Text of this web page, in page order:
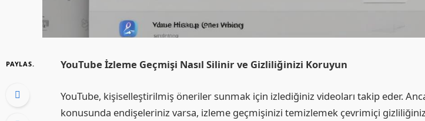
PAYLAS. YouTube İzleme Geçmişi Nasıl Silinir ve Gizliliğinizi Koruyun
YouTube, kişiselleştirilmiş öneriler sunmak için izlediğiniz videoları takip eder.
konusunda endişeleriniz varsa, izleme geçmişinizi temizlemek çevrimiçi